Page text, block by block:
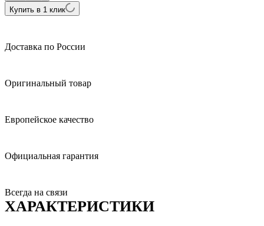
Купить в 1 клик
Доставка по России
Оригинальный товар
Европейское качество
Официальная гарантия
Всегда на связи
ХАРАКТЕРИСТИКИ